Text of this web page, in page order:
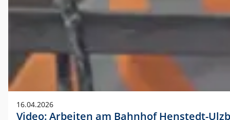
16.04.2026
Video: Arbeiten am Bahnhof Henstedt-